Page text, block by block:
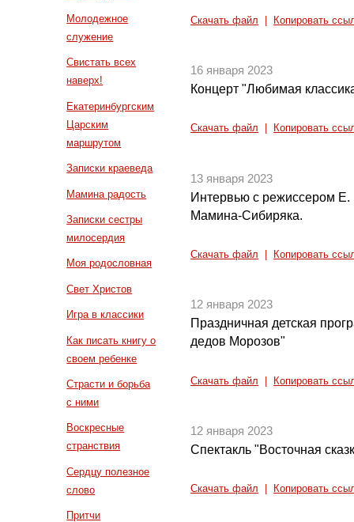
Молодежное
служение
Свистать всех
наверх!
Екатеринбургским
Царским
маршрутом
Записки краеведа
Мамина радость
Записки сестры
милосердия
Моя родословная
Свет Христов
Игра в классики
Как писать книгу о
своем ребенке
Страсти и борьба
с ними
Воскресные
странствия
Сердцу полезное
слово
Притчи
Скачать файл Копировать
16 января 2023
Концерт "Любимая
Скачать файл Копировать
13 января 2023
Интервью с режиссером
Мамина-Сибиряка.
Скачать файл Копировать
12 января 2023
Праздничная детская
дедов Морозов"
Скачать файл Копировать
12 января 2023
Спектакль "Восточная
Скачать файл Копировать